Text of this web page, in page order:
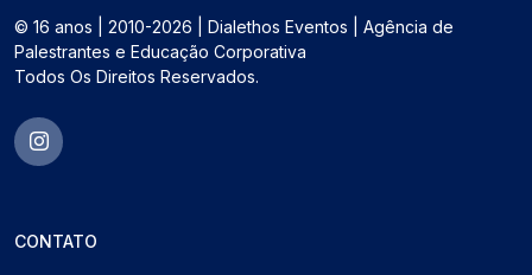
© 16 anos | 2010-2026 | Dialethos Eventos | Agência de
Palestrantes e Educação Corporativa
Todos Os Direitos Reservados.
CONTATO